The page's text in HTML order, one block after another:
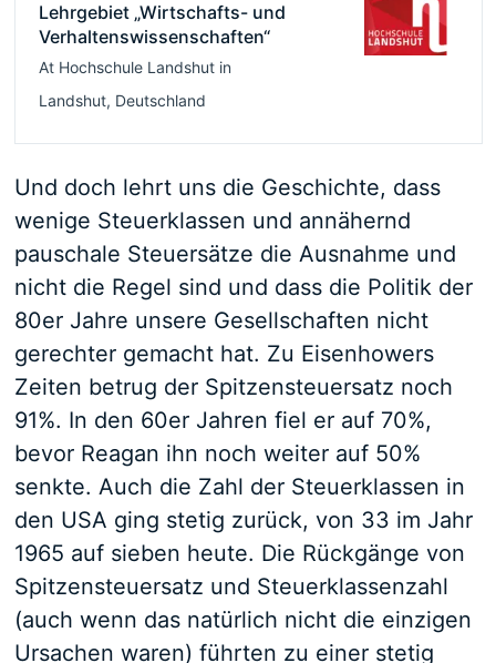
Lehrgebiet „Wirtschafts- und
Verhaltenswissenschaften“
At Hochschule Landshut in
Landshut, Deutschland
Und doch lehrt uns die Geschichte, dass
wenige Steuerklassen und annähernd
pauschale Steuersätze die Ausnahme und
nicht die Regel sind und dass die Politik der
80er Jahre unsere Gesellschaften nicht
gerechter gemacht hat. Zu Eisenhowers
Zeiten betrug der Spitzensteuersatz noch
91%. In den 60er Jahren fiel er auf 70%,
bevor Reagan ihn noch weiter auf 50%
senkte. Auch die Zahl der Steuerklassen in
den USA ging stetig zurück, von 33 im Jahr
1965 auf sieben heute. Die Rückgänge von
Spitzensteuersatz und Steuerklassenzahl
(auch wenn das natürlich nicht die einzigen
Ursachen waren) führten zu einer stetig